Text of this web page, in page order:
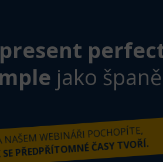
present
jako
WEBINÁŘI POCHOPÍTE,
PŘEDPŘÍTOMNÉ ČASY TVOŘÍ.